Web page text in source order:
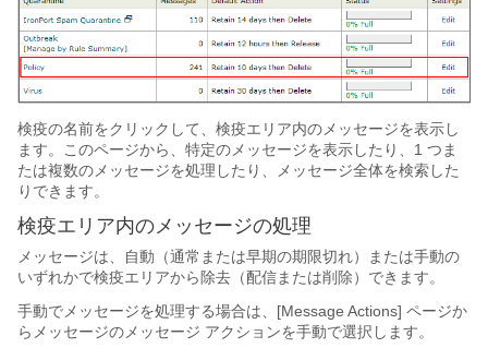
検疫の名前をクリックして、検疫エリア内のメッセージを表示し
ます。このページから、特定のメッセージを表示したり、1 つま
たは複数のメッセージを処理したり、メッセージ全体を検索した
りできます。
検疫エリア内のメッセージの処理
メッセージは、自動（通常または早期の期限切れ）または手動の
いずれかで検疫エリアから除去（配信または削除）できます。
手動でメッセージを処理する場合は、[Message Actions] ページか
らメッセージのメッセージ アクションを手動で選択します。